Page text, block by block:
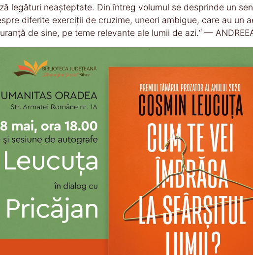
legături neașteptate. Din întreg volumul se desprinde un
diferite exerciții de cruzime, uneori ambigue, care au un
de sine, pe teme relevante ale lumii de azi.“ —